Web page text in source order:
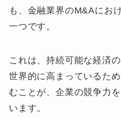
も、金融業界のM&Aにお
一つです。
これは、持続可能な経済
世界的に高まっているた
むことが、企業の競争力
います。